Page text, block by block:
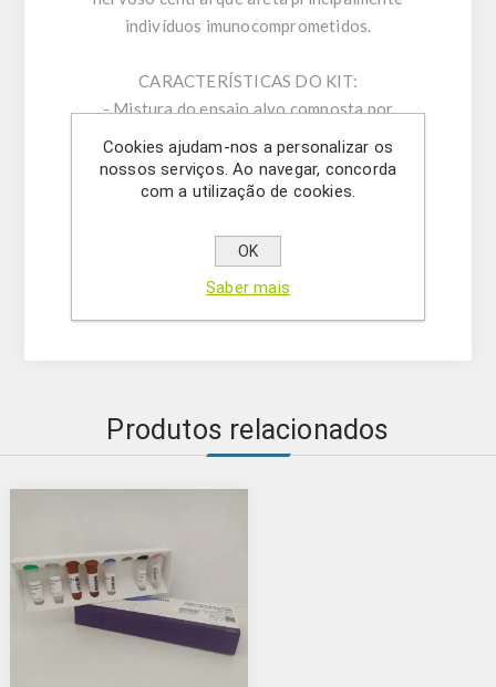
indivíduos imunocomprometidos.
CARACTERÍSTICAS DO KIT:
- Mistura do ensaio alvo composta por
misturas singleplex de primers específicos
forward/reverse e sondas.
- Tampão de ressuspensão
- (OPCIONAL) Mistura de controlo interno
- Controlo positivo
Produtos relacionados
Cookies ajudam-nos a personalizar os
nossos serviços. Ao navegar, concorda
com a utilização de cookies.
OK
Saber mais